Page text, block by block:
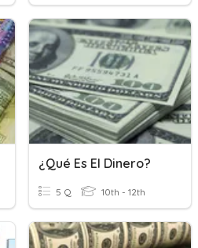
¿Qué Es El Dinero?
5 Q 10th - 12th